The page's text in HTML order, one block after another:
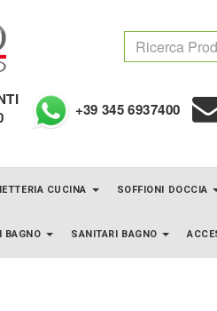
+39 345 6937400
CUCINA SOFFIONI DOCCIA
BAGNO SANITARI BAGNO